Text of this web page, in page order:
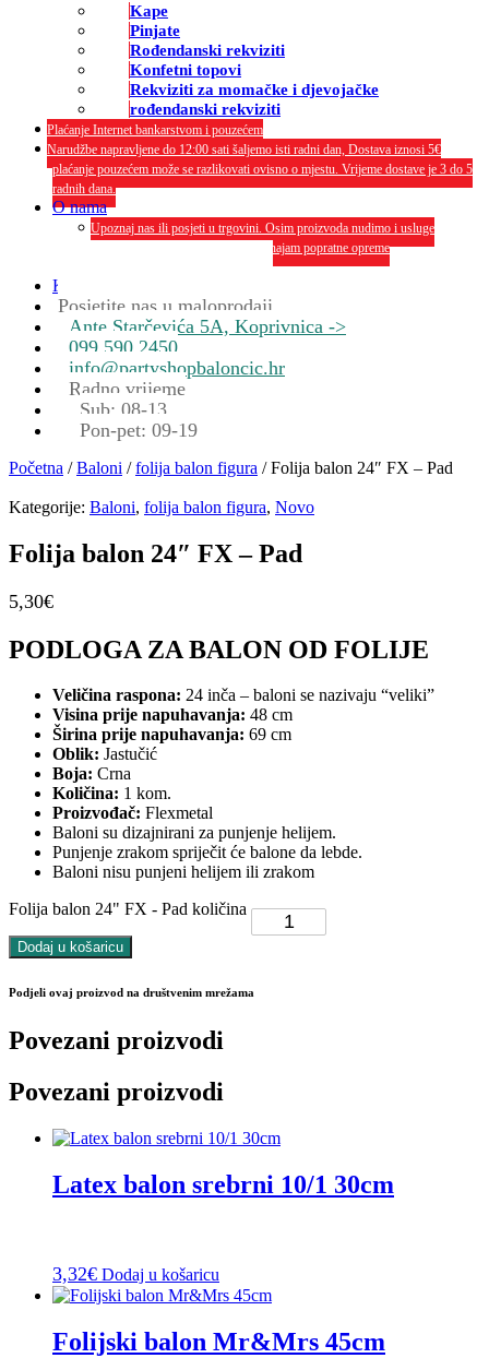
Kape
Pinjate
Rođendanski rekviziti
Konfetni topovi
Rekviziti za momačke i djevojačke
rođendanski rekviziti
Plaćanje Internet bankarstvom i pouzećem
Narudžbe napravljene do 12:00 sati šaljemo isti radni dan, Dostava iznosi 5€
plaćanje pouzećem može se razlikovati ovisno o mjestu. Vrijeme dostave je 3 do 5
radnih dana.
O nama
Upoznaj nas ili posjeti u trgovini. Osim proizvoda nudimo i usluge
dekoriranja interijera i eksterija te najam popratne opreme
Kontakt
Posjetite nas u maloprodaji
Ante Starčevića 5A, Koprivnica ->
099 590 2450
info@partyshopbaloncic.hr
Radno vrijeme
Sub: 08-13
Pon-pet: 09-19
Početna /Baloni /folija balon figura / Folija balon 24″ FX – Pad
Kategorije: Baloni, folija balon figura, Novo
Folija balon 24″ FX – Pad
5,30€
PODLOGA ZA BALON OD FOLIJE
Veličina raspona: 24 inča – baloni se nazivaju “veliki”
Visina prije napuhavanja: 48 cm
Širina prije napuhavanja: 69 cm
Oblik: Jastučić
Boja: Crna
Količina: 1 kom.
Proizvođač: Flexmetal
Baloni su dizajnirani za punjenje helijem.
Punjenje zrakom spriječit će balone da lebde.
Baloni nisu punjeni helijem ili zrakom
Folija balon 24" FX - Pad količina
Dodaj u košaricu
Podjeli ovaj proizvod na društvenim mrežama
Povezani proizvodi
Povezani proizvodi
Latex balon srebrni 10/1 30cm
3,32€ Dodaj u košaricu
Folijski balon Mr&Mrs 45cm